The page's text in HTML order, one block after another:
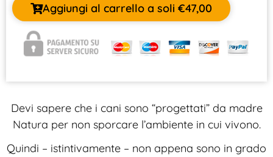
Aggiungi al carrello a soli €47,00
Devi sapere che i cani sono “progettati” da madre
Natura per non sporcare l’ambiente in cui vivono.
Quindi – istintivamente – non appena sono in grado